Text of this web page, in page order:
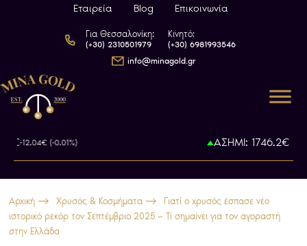
Εταιρεία Blog Επικοινωνία
Για Θεσσαλονίκη:
(+30) 2310501979
Κινητό:
(+30) 6981993546
info@minagold.gr
(-0.01%) ΑΣΗΜΙ: 1746.2€+12.07€
Αρχική Χρυσός & Κοσμήματα
Γιατί ο χρυσός έσπασε νέο
ιστορικό ρεκόρ τον Σεπτέμβριο 2025 — Τί σημαίνει για τον αγοραστή
στην Ελλάδα